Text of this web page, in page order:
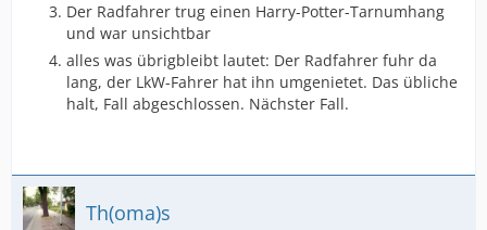
Der Radfahrer trug einen Harry-Potter-Tarnumhang
und war unsichtbar
alles was übrigbleibt lautet: Der Radfahrer fuhr da
lang, der LkW-Fahrer hat ihn umgenietet. Das übliche
halt, Fall abgeschlossen. Nächster Fall.
Th(oma)s